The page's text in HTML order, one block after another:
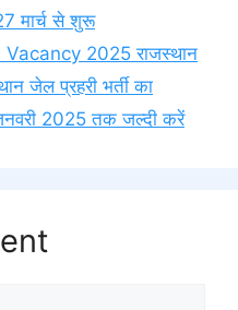
मार्च से शुरू
2025 राजस्थान
जेल प्रहरी भर्ती का
2025 तक जल्दी करें